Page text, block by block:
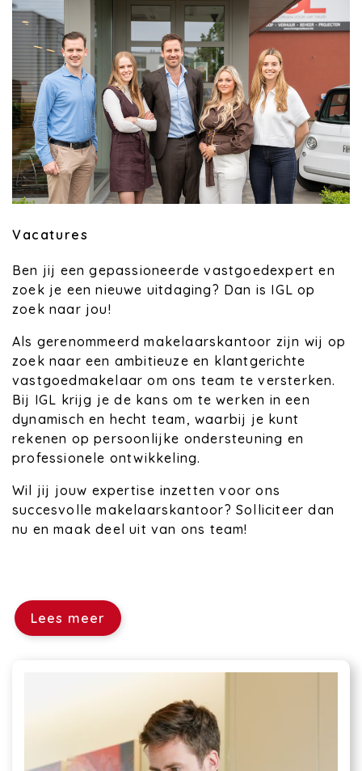
Vacatures
Ben jij een gepassioneerde vastgoedexpert en
zoek je een nieuwe uitdaging? Dan is IGL op
zoek naar jou!
Als gerenommeerd makelaarskantoor zijn wij op
zoek naar een ambitieuze en klantgerichte
vastgoedmakelaar om ons team te versterken.
Bij IGL krijg je de kans om te werken in een
dynamisch en hecht team, waarbij je kunt
rekenen op persoonlijke ondersteuning en
professionele ontwikkeling.
Wil jij jouw expertise inzetten voor ons
succesvolle makelaarskantoor? Solliciteer dan
nu en maak deel uit van ons team!
Lees meer